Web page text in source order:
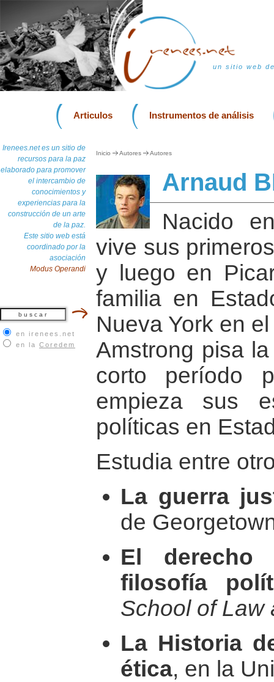
un sitio web
Articulos Instrumentos de análisis
Irenees.net es un sitio de
recursos para la paz
elaborado para promover
el intercambio de
conocimientos y
experiencias para la
construcción de un arte
de la paz.
Este sitio web está
coordinado por la
asociación
Modus Operandi
en irenees.net
en la Coredem
Inicio Autores Autores
Arnaud
Nacido
vive sus
y luego en
familia en
Nueva York en
Amstrong pisa
corto período
empieza sus
políticas en
Estudia entre
La guerra
de
El derecho
filosofía
School of Law
La Historia
ética, en la